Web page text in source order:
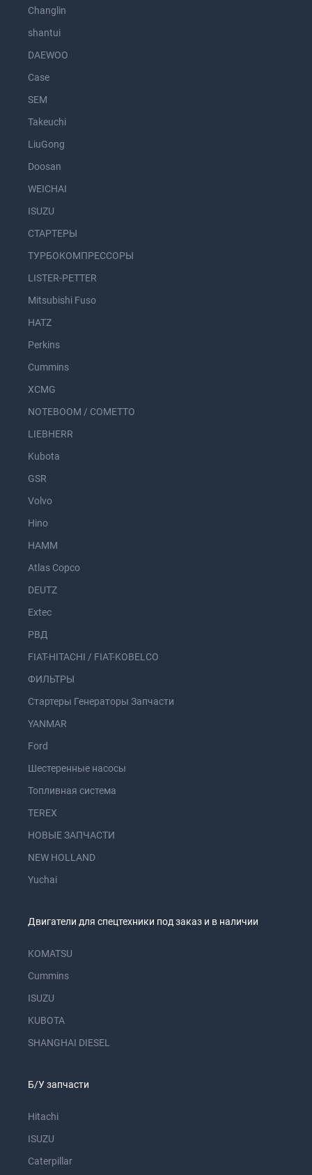
Changlin
shantui
DAEWOO
Case
SEM
Takeuchi
LiuGong
Doosan
WEICHAI
ISUZU
СТАРТЕРЫ
ТУРБОКОМПРЕССОРЫ
LISTER-PETTER
Mitsubishi Fuso
HATZ
Perkins
Cummins
XCMG
NOTEBOOM / COMETTO
LIEBHERR
Kubota
GSR
Volvo
Hino
HAMM
Atlas Copco
DEUTZ
Extec
РВД
FIAT-HITACHI / FIAT-KOBELCO
ФИЛЬТРЫ
Стартеры Генераторы Запчасти
YANMAR
Ford
Шестеренные насосы
Топливная система
TEREX
НОВЫЕ ЗАПЧАСТИ
NEW HOLLAND
Yuchai
Двигатели для спецтехники под заказ и в наличии
KOMATSU
Cummins
ISUZU
KUBOTA
SHANGHAI DIESEL
Б/У запчасти
Hitachi
ISUZU
Caterpillar